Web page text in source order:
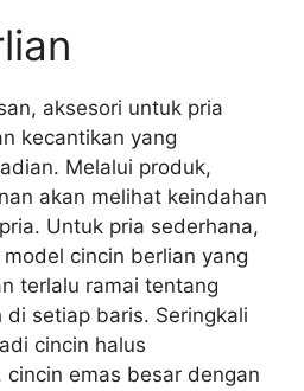
aksesori untuk pria
kecantikan yang
Melalui produk,
akan melihat keindahan
Untuk pria sederhana,
cincin berlian yang
terlalu ramai tentang
setiap baris. Seringkali
cincin halus
emas besar dengan